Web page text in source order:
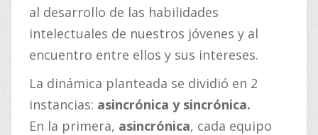
al desarrollo de las habilidades
intelectuales de nuestros jóvenes y al
encuentro entre ellos y sus intereses.
La dinámica planteada se dividió en 2
instancias: asincrónica y sincrónica.
En la primera, asincrónica, cada equipo